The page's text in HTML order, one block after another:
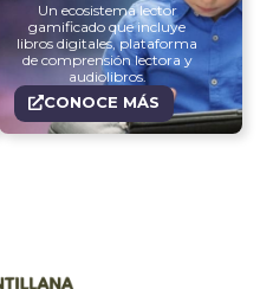
Un ecosistema lector
gamificado que incluye
libros digitales, plataforma
de comprensión lectora y
audiolibros.
CONOCE MÁS